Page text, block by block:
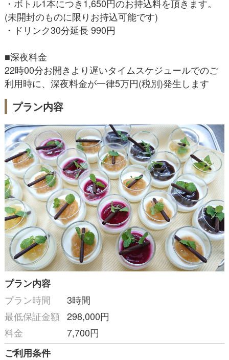
・ボトル1本につき1,650円のお持込料を頂きます。
(未開封のものに限りお持込可能です)
・ドリンク30分延長 990円
■深夜料金
22時00分お開きより遅いタイムスケジュールでのご
利用時に、深夜料金が一律5万円(税別)発生します
プラン内容
プラン内容
プラン時間
3時間
最低保証金額 298,000円
料金
7,700円
ご利用条件